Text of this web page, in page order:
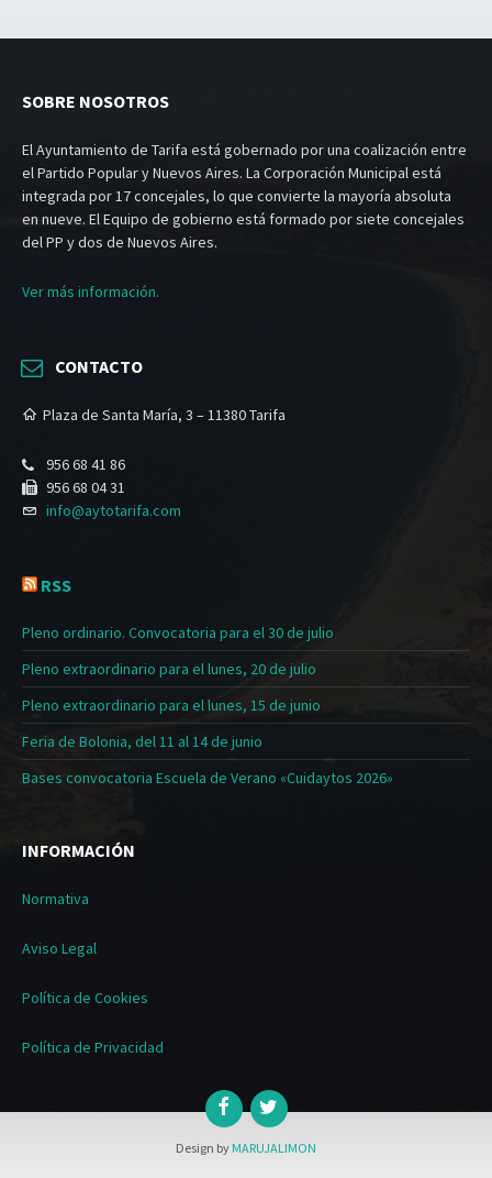
SOBRE NOSOTROS
El Ayuntamiento de Tarifa está gobernado por una coalización entre
el Partido Popular y Nuevos Aires. La Corporación Municipal está
integrada por 17 concejales, lo que convierte la mayoría absoluta
en nueve. El Equipo de gobierno está formado por siete concejales
del PP y dos de Nuevos Aires.
Ver más información.
CONTACTO
Plaza de Santa María, 3 – 11380 Tarifa
956 68 41 86
956 68 04 31
info@aytotarifa.com
RSS
Pleno ordinario. Convocatoria para el 30 de julio
Pleno extraordinario para el lunes, 20 de julio
Pleno extraordinario para el lunes, 15 de junio
Feria de Bolonia, del 11 al 14 de junio
Bases convocatoria Escuela de Verano «Cuidaytos 2026»
INFORMACIÓN
Normativa
Aviso Legal
Política de Cookies
Política de Privacidad
Design by MARUJALIMON